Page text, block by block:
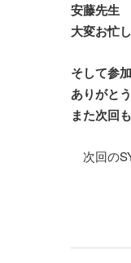
安藤先生
大変お忙
そして参
ありがと
また次回
次回の